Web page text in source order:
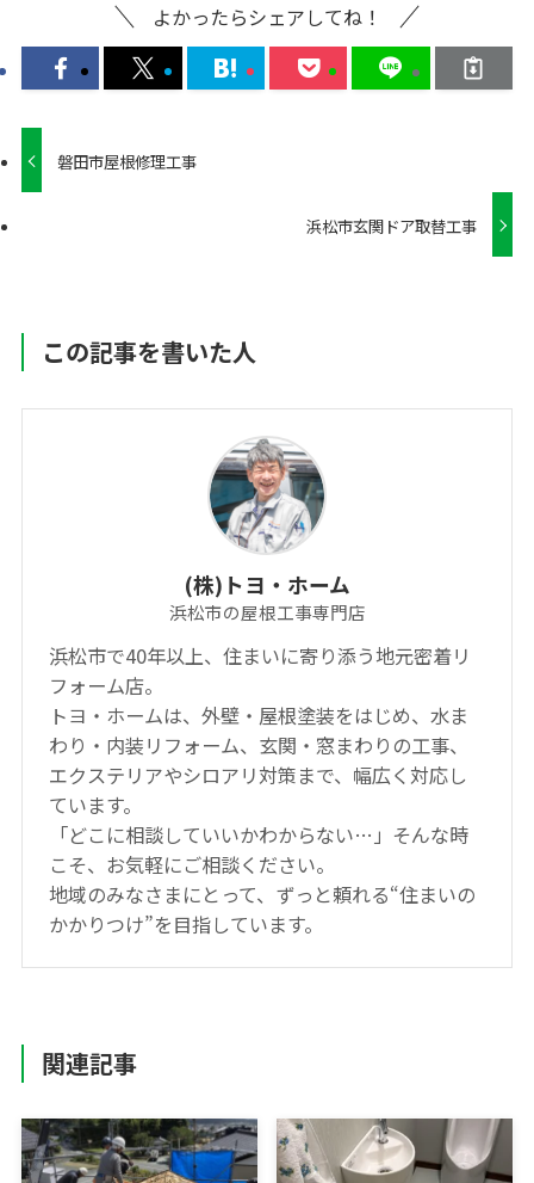
よかったらシェアしてね！
磐田市屋根修理工事
浜松市玄関ドア取替工事
この記事を書いた人
(株)トヨ・ホーム
浜松市の屋根工事専門店
浜松市で40年以上、住まいに寄り添う地元密着リ
フォーム店。
トヨ・ホームは、外壁・屋根塗装をはじめ、水ま
わり・内装リフォーム、玄関・窓まわりの工事、
エクステリアやシロアリ対策まで、幅広く対応し
ています。
「どこに相談していいかわからない…」そんな時
こそ、お気軽にご相談ください。
地域のみなさまにとって、ずっと頼れる“住まいの
かかりつけ”を目指しています。
関連記事